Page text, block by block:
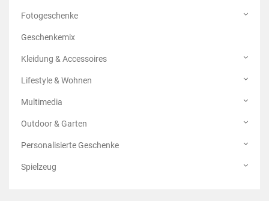
Fotogeschenke
Geschenkemix
Kleidung & Accessoires
Lifestyle & Wohnen
Multimedia
Outdoor & Garten
Personalisierte Geschenke
Spielzeug